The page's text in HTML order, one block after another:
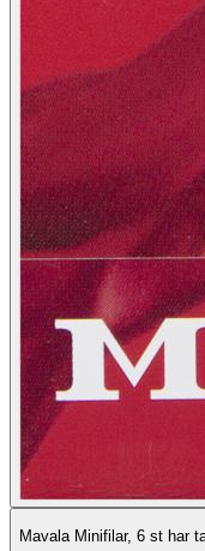
Mavala Minifilar, 6 st har